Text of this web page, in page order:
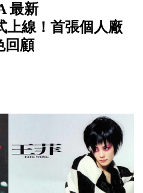
最新
上線！首張個人廠
回顧